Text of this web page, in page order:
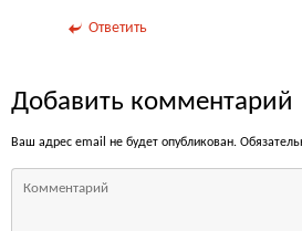
Ответить
Добавить комментарий
Ваш адрес email не будет опубликован.